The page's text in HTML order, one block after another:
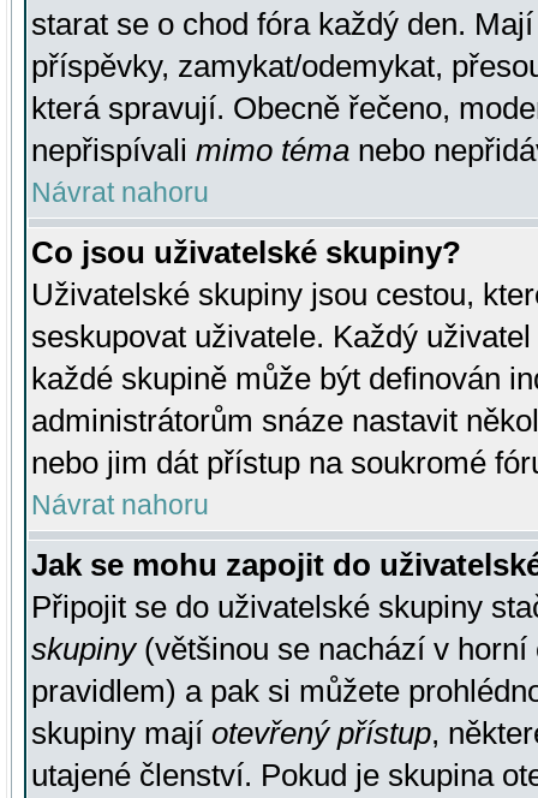
starat se o chod fóra každý den.
příspěvky, zamykat/odemykat,
která spravují. Obecně řečeno,
nepřispívali mimo téma nebo
Návrat nahoru
Co jsou uživatelské skupiny?
Uživatelské skupiny jsou cestou,
seskupovat uživatele. Každý
každé skupině může být definován
administrátorům snáze nastavit
nebo jim dát přístup na soukromé
Návrat nahoru
Jak se mohu zapojit do
Připojit se do uživatelské skupiny
skupiny(většinou se nachází v horní
pravidlem) a pak si můžete
skupiny mají otevřený přístup,
utajené členství. Pokud je skupina